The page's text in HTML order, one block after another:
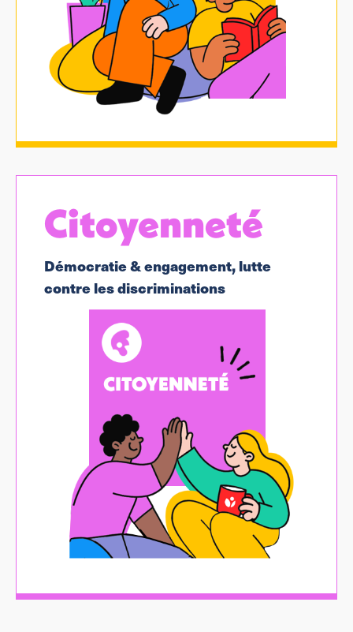
Citoyenneté
Démocratie & engagement, lutte
contre les discriminations